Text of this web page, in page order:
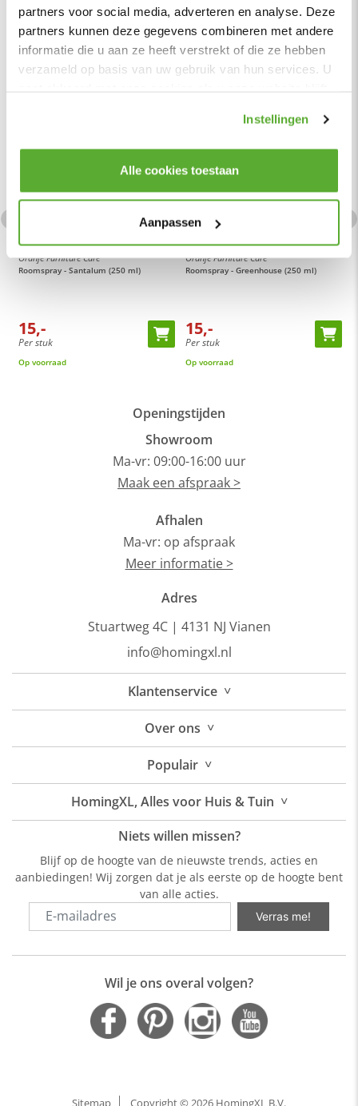
partners voor social media, adverteren en analyse. Deze
partners kunnen deze gegevens combineren met andere
informatie die u aan ze heeft verstrekt of die ze hebben
verzameld op basis van uw gebruik van hun services. U
Instellingen
Alle cookies toestaan
Aanpassen
Bijbehorende producten
Oranje Furniture Care
Roomspray - Santalum (250 ml)
15,-
Per stuk
Op voorraad
Oranje Furniture Care
Roomspray - Greenhouse (250 ml)
15,-
Per stuk
Op voorraad
Openingstijden
Showroom
Ma-vr: 09:00-16:00 uur
Maak een afspraak >
Afhalen
Ma-vr: op afspraak
Meer informatie >
Adres
Stuartweg 4C | 4131 NJ Vianen
info@homingxl.nl
Klantenservice ˅
Overons ˅
Populair ˅
HomingXL, Alles voor Huis & Tuin ˅
Niets willen missen?
Blijf op de hoogte van de nieuwste trends, acties en
aanbiedingen! Wij zorgen dat je als eerste op de hoogte bent
van alle acties.
Verras me!
Wil je ons overal volgen?
Sitemap Copyright © 2026 HomingXL B.V.